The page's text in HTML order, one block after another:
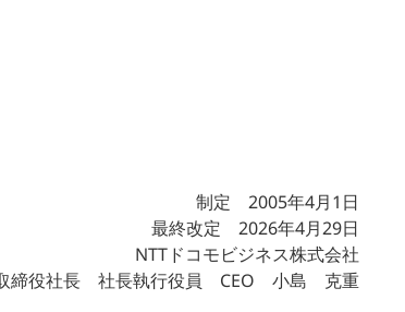
制定 2005年4月1日
最終改定 2026年4月29日
NTTドコモビジネス株式会社
締役社長 社長執行役員 CEO 小島 克重